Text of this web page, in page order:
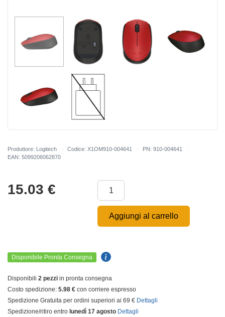
Produttore: Logitech Codice: X1OM910-004641
PN: 910-004641
EAN: 5099206062870
15.03 €
Aggiungi al carrello
Disponibile Pronta Consegna
Disponibili 2 pezzi in pronta consegna
Costo spedizione: 5.98 € con corriere espresso
Spedizione Gratuita per ordini superiori ai 69 € Dettagli
Spedizione/ritiro entro lunedì 17 agosto Dettagli